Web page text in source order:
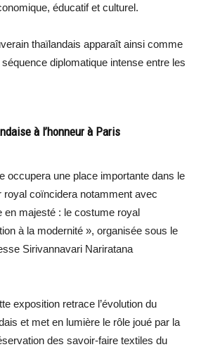
éducatif et culturel.
thaïlandais apparaît ainsi comme
séquence diplomatique intense entre les
à l’honneur à Paris
occupera une place importante dans le
royal coïncidera notamment avec
en majesté : le costume royal
à la modernité », organisée sous le
Sirivannavari Nariratana
exposition retrace l’évolution du
et met en lumière le rôle joué par la
des savoir-faire textiles du